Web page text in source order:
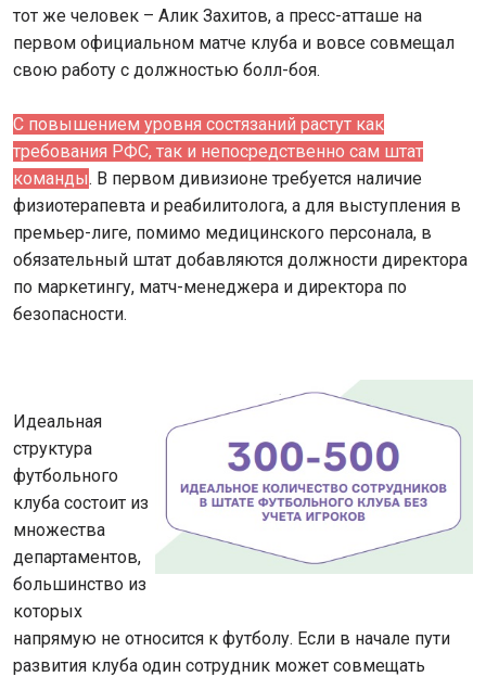
тот же человек – Алик Захитов, а пресс-атташе на
первом официальном матче клуба и вовсе совмещал
свою работу с должностью болл-боя.
С повышением уровня состязаний растут как
требования РФС, так и непосредственно сам штат
команды. В первом дивизионе требуется наличие
физиотерапевта и реабилитолога, а для выступления в
премьер-лиге, помимо медицинского персонала, в
обязательный штат добавляются должности директора
по маркетингу, матч-менеджера и директора по
безопасности.
Идеальная
структура
футбольного
клуба состоит из
множества
департаментов,
большинство из
которых
напрямую не относится к футболу. Если в начале пути
развития клуба один сотрудник может совмещать